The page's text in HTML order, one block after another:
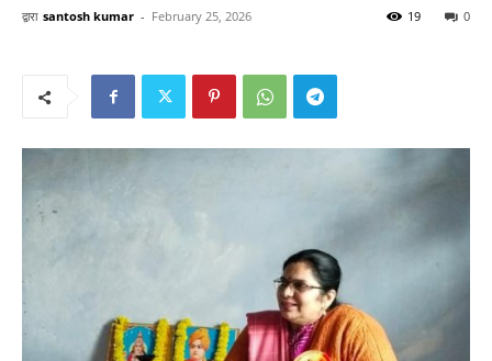
द्वारा santosh kumar - February 25, 2026 0
19